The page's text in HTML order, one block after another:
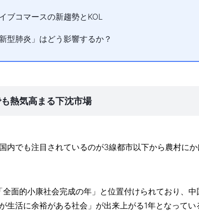
ブコマースの新趨勢とKOL
新型肺炎」はどう影響するか？
熱気高まる下沈市場
内でも注目されているのが3線都市以下から農村にか
面的小康社会完成の年」と位置付けられており、
生活に余裕がある社会」が出来上がる1年となってい